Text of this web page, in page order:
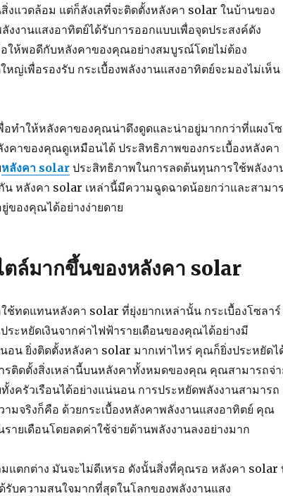
งแวดล้อม แต่ก็ลังเลที่จะติดตั้งหลังคา solar ในบ้านของ
งงานแสงอาทิตย์ได้รับการออกแบบเพื่อจุดประสงค์ดัง
ให้พอดีกับหลังคาของคุณอย่างสมบูรณ์โดยไม่ต้อง
ญ่เพื่อรองรับ กระเบื้องพลังงานแสงอาทิตย์จะมองไม่เห็น
อทำให้หลังคาของคุณน่าดึงดูดและน่าอยู่มากกว่าที่แผงโซ
คาของคุณดูเหมือนได้ ประสิทธิภาพของกระเบื้องหลังคา
หลังคา solarประสิทธิภาพในการลดต้นทุนการใช้พลังงา
น หลังคา solar เหล่านี้มีความฉูดฉาดน้อยกว่าและสามา
ของคุณได้อย่างง่ายดาย
ล์มากขึ้นของหลังคา solar
ช้ทดแทนหลังคา solar ที่ยุ่งยากเหล่านั้น กระเบื้องโซลาร์
ะหยัดเงินจากค่าไฟฟ้ารายเดือนของคุณได้อย่างมี
อน ยิ่งติดตั้งหลังคา solar มากเท่าไหร่ คุณก็ยิ่งประหยัดไ
ติดตั้งสิ่งเหล่านี้บนหลังคาทั้งหมดของคุณ คุณสามารถจ่
งครัวเรือนได้อย่างแน่นอน การประหยัดพลังงานสามารถ
ามจริงก็คือ ด้วยกระเบื้องหลังคาพลังงานแสงอาทิตย์ คุณ
รายเดือนโดยลดค่าใช้จ่ายด้านพลังงานลงอย่างมาก
มแตกต่าง มันจะไม่ดีเหรอ ดังนั้นสิ่งที่คุณรอ หลังคา solar
รับความสนใจมากที่สุดในโลกของพลังงานแสง